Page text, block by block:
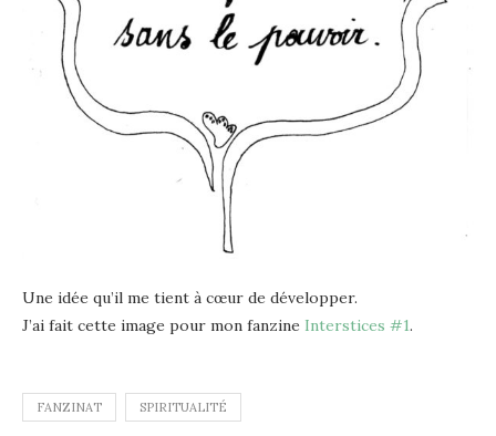
Une idée qu’il me tient à cœur de développer.
J’ai fait cette image pour mon fanzine Interstices #1.
FANZINAT SPIRITUALITÉ